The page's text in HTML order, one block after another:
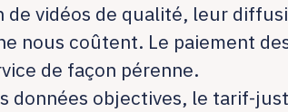
de vidéos de qualité, leur
nous coûtent. Le paiement
de façon pérenne.
données objectives, le tarif-